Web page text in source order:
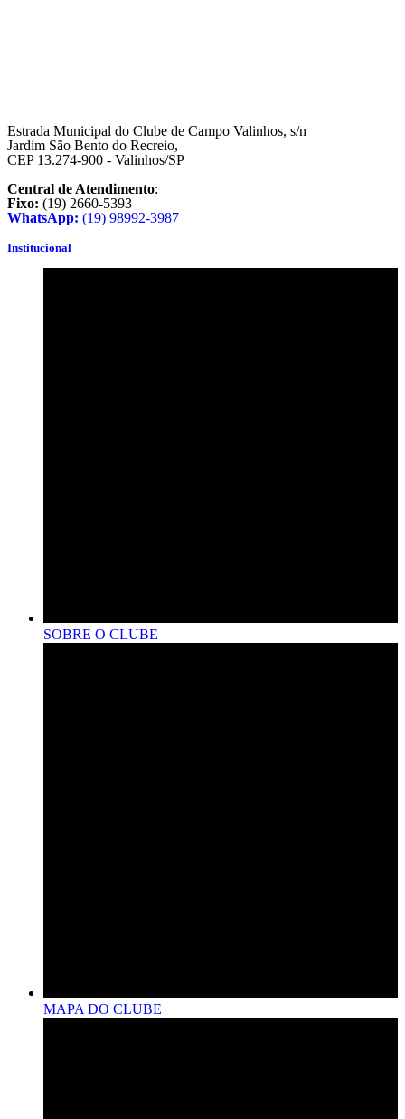
Estrada Municipal do Clube de Campo Valinhos, s/n
Jardim São Bento do Recreio,
CEP 13.274-900 - Valinhos/SP
Central de Atendimento:
Fixo: (19) 2660-5393
WhatsApp: (19) 98992-3987
Institucional
SOBRE O CLUBE
MAPA DO CLUBE